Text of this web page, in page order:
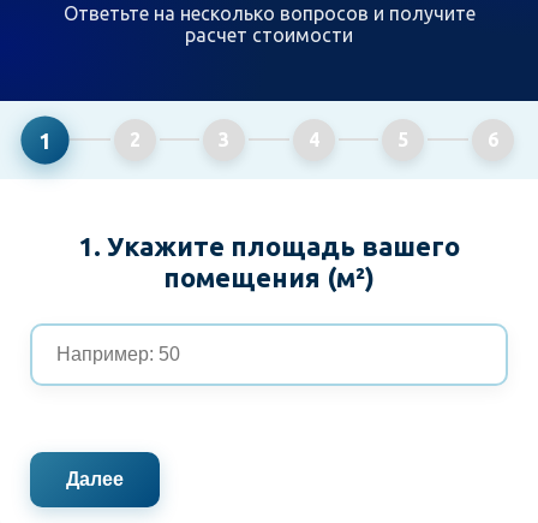
Ответьте на несколько вопросов и получите
расчет стоимости
1 2 3 4 5 6
1. Укажите площадь вашего
помещения (м²)
Далее